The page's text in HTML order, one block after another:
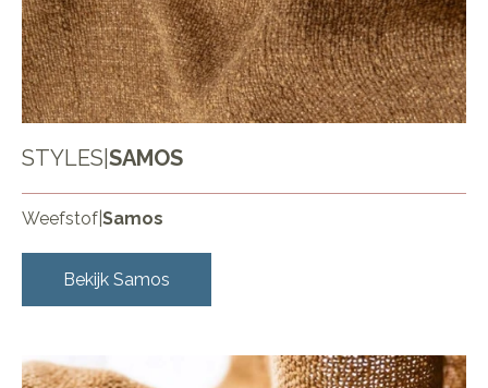
STYLES SAMOS
Weefstof Samos
Bekijk Samos